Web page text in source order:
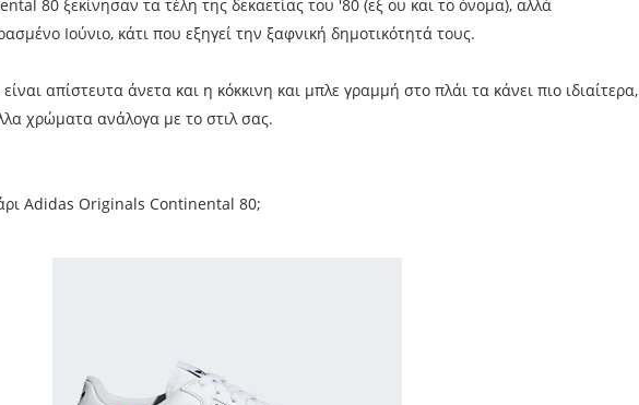
80 ξεκίνησαν τα τέλη της δεκαετίας του '80 (εξ ου και το όνομα), αλλά
Ιούνιο, κάτι που εξηγεί την ξαφνική δημοτικότητά τους.
απίστευτα άνετα και η κόκκινη και μπλε γραμμή στο πλάι τα κάνει πιο ιδιαίτερα,
χρώματα ανάλογα με το στιλ σας.
Adidas Originals Continental 80;